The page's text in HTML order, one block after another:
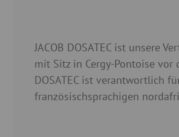
JACOB DOSATEC ist unsere
mit Sitz in Cergy-Pontoise vor
DOSATEC ist verantwortlich
französischsprachigen